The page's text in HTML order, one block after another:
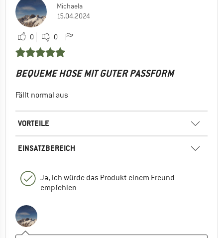
Michaela
15.04.2024
0 0
BEQUEME HOSE MIT GUTER PASSFORM
Fällt normal aus
VORTEILE
EINSATZBEREICH
Ja, ich würde das Produkt einem Freund
empfehlen